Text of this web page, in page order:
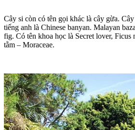
Cây si còn có tên gọi khác là cây gừa.
tiếng anh là Chinese banyan. Malayan
fig. Có tên khoa học là Secret lover, Ficus
tằm – Moraceae.